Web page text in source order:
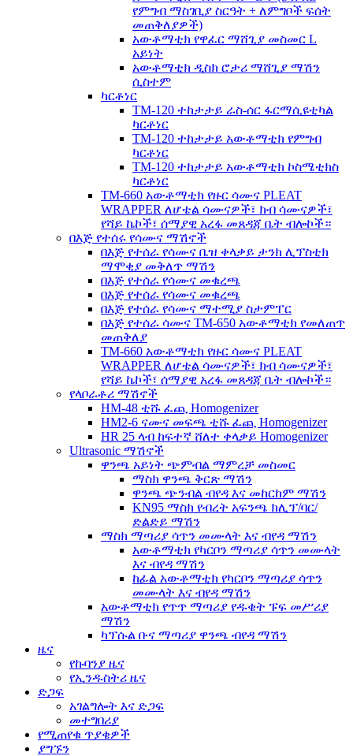
የምግብ ማስገቢያ ስርዓት + ለምግቦች ፍሰት
መጠቅለያዎች)
አውቶማቲክ የዋፈር ማሸጊያ መስመር L
አይነት
አውቶማቲክ ዲስክ ሮታሪ ማሸጊያ ማሽን
ሲስተም
ካርቶነር
TM-120 ተከታታይ ራስ-ሰር ፋርማሲዩቲካል
ካርቶነር
TM-120 ተከታታይ አውቶማቲክ የምግብ
ካርቶነር
TM-120 ተከታታይ አውቶማቲክ ኮስሜቲክስ
ካርቶነር
TM-660 አውቶማቲክ የዙር ሳሙና PLEAT
WRAPPER ለሆቴል ሳሙናዎች፣ ክብ ሳሙናዎች፣
የሻይ ኬኮች፣ ሰማያዊ አረፋ መጸዳጃ ቤት ብሎኮች።
በእጅ የተሰሩ የሳሙና ማሽኖች
በእጅ የተሰራ የሳሙና ቤዝ ቀላቃይ ታንክ ሊፕስቲክ
ማሞቂያ መቅለጥ ማሽን
በእጅ የተሰራ የሳሙና መቁረጫ
በእጅ የተሰራ የሳሙና መቁረጫ
በእጅ የተሰራ የሳሙና ማተሚያ ስታምፐር
በእጅ የተሰራ ሳሙና TM-650 አውቶማቲክ የመለጠጥ
መጠቅለያ
TM-660 አውቶማቲክ የዙር ሳሙና PLEAT
WRAPPER ለሆቴል ሳሙናዎች፣ ክብ ሳሙናዎች፣
የሻይ ኬኮች፣ ሰማያዊ አረፋ መጸዳጃ ቤት ብሎኮች።
የላቦራቶሪ ማሽኖች
HM-48 ቲሹ ፈጪ Homogenizer
HM2-6 ናሙና መፍጫ ቲሹ ፈጪ Homogenizer
HR 25 ላብ ከፍተኛ ሸለተ ቀላቃይ Homogenizer
Ultrasonic ማሽኖች
ዋንጫ አይነት ጭምብል ማምረቻ መስመር
ማስክ ዋንጫ ቅርጽ ማሽን
ዋንጫ ጭንብል ብየዳ እና መከርከም ማሽን
KN95 ማስክ የብረት አፍንጫ ክሊፕ/ባር/
ድልድይ ማሽን
ማስክ ማጣሪያ ሳጥን መሙላት እና ብየዳ ማሽን
አውቶማቲክ የካርቦን ማጣሪያ ሳጥን መሙላት
እና ብየዳ ማሽን
ከፊል አውቶማቲክ የካርቦን ማጣሪያ ሳጥን
መሙላት እና ብየዳ ማሽን
አውቶማቲክ የጥጥ ማጣሪያ የዱቄት ፑፍ መሥሪያ
ማሽን
ካፕሱል ቡና ማጣሪያ ዋንጫ ብየዳ ማሽን
ዜና
የኩባንያ ዜና
የኢንዱስትሪ ዜና
ድጋፍ
አገልግሎት እና ድጋፍ
መተግበሪያ
የሚጠየቁ ጥያቄዎች
ያግኙን